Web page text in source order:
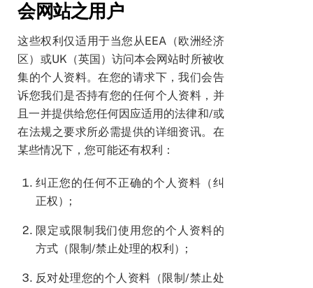
会网站之用户
这些权利仅适用于当您从EEA（欧洲经济
区）或UK（英国）访问本会网站时所被收
集的个人资料。在您的请求下，我们会告
诉您我们是否持有您的任何个人资料，并
且一并提供给您任何因应适用的法律和/或
在法规之要求所必需提供的详细资讯。在
某些情况下，您可能还有权利：
纠正您的任何不正确的个人资料（纠
正权）;
限定或限制我们使用您的个人资料的
方式（限制/禁止处理的权利）;
反对处理您的个人资料（限制/禁止处